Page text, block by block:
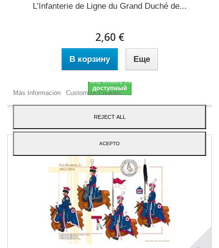
L’Infanterie de Ligne du Grand Duché de...
2,60 €
В корзину Еще
доступный
Добавить в избранное
you are accepting their use if you keep browsing the website.
Más Información Customize Cookies
REJECT ALL
ACEPTO